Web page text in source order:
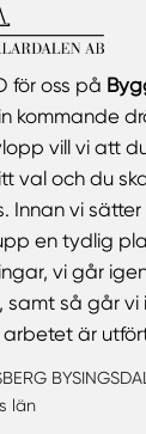
för oss på
kommande
vill vi att
val och du
Innan vi
en tydlig
vi går
så går vi
är
län